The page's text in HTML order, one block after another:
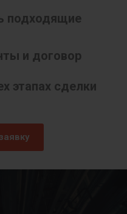
подходящие
и договор
этапах сделки